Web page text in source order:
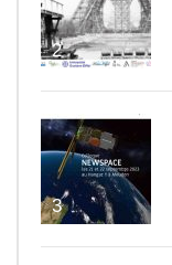
2
3